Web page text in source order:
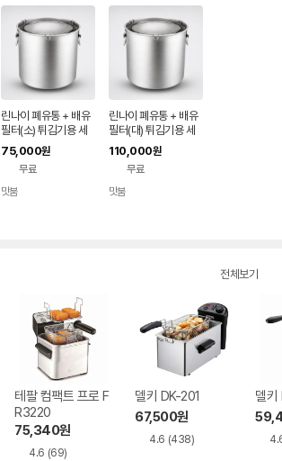
린나이 폐유통 + 배유
필터(소) 튀김기용 세
트 / RFA-20B
75,000원
무료
맛붐
린나이 폐유통 + 배유
필터(대) 튀김기용 세
트 / RFA-30B
110,000원
무료
맛붐
전체보기
테팔 컴팩트 프로 F
R3220
75,340원
4.6 (69)
델키 DK-201
67,500원
4.6 (438)
델키